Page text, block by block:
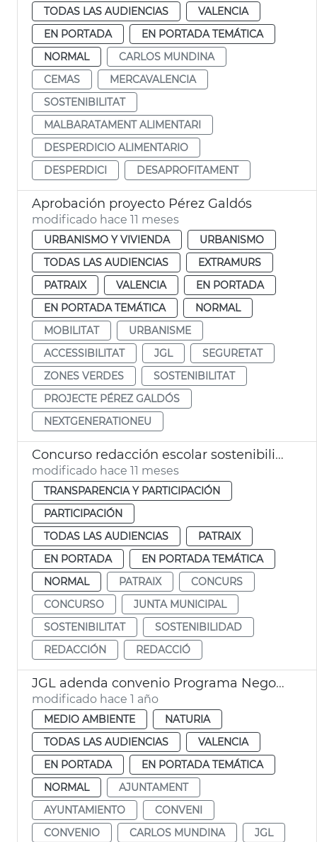
TODAS LAS AUDIENCIAS
VALENCIA
EN PORTADA
EN PORTADA TEMÁTICA
NORMAL
CARLOS MUNDINA
CEMAS
MERCAVALENCIA
SOSTENIBILITAT
MALBARATAMENT ALIMENTARI
DESPERDICIO ALIMENTARIO
DESPERDICI
DESAPROFITAMENT
Aprobación proyecto Pérez Galdós
modificado hace 11 meses
URBANISMO Y VIVIENDA
URBANISMO
TODAS LAS AUDIENCIAS
EXTRAMURS
PATRAIX
VALENCIA
EN PORTADA
EN PORTADA TEMÁTICA
NORMAL
MOBILITAT
URBANISME
ACCESSIBILITAT
JGL
SEGURETAT
ZONES VERDES
SOSTENIBILITAT
PROJECTE PÉREZ GALDÓS
NEXTGENERATIONEU
Concurso redacción escolar sostenibilidad Junta Municipal Patraix
modificado hace 11 meses
TRANSPARENCIA Y PARTICIPACIÓN
PARTICIPACIÓN
TODAS LAS AUDIENCIAS
PATRAIX
EN PORTADA
EN PORTADA TEMÁTICA
NORMAL
PATRAIX
CONCURS
CONCURSO
JUNTA MUNICIPAL
SOSTENIBILITAT
SOSTENIBILIDAD
REDACCIÓN
REDACCIÓ
JGL adenda convenio Programa Negocio Local Sostenible
modificado hace 1 año
MEDIO AMBIENTE
NATURIA
TODAS LAS AUDIENCIAS
VALENCIA
EN PORTADA
EN PORTADA TEMÁTICA
NORMAL
AJUNTAMENT
AYUNTAMIENTO
CONVENI
CONVENIO
CARLOS MUNDINA
JGL